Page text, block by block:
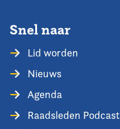
Snel naar
Lid worden
Nieuws
Agenda
Raadsleden Podcast